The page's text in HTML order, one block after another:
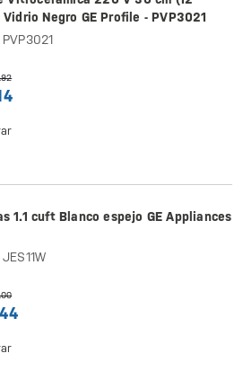
Negro GE Profile - PVP3021
1.1 cuft Blanco espejo GE Appliances